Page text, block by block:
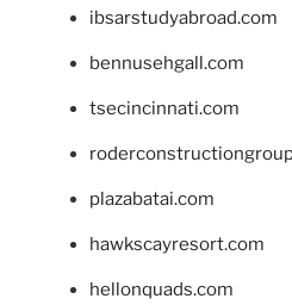
ibsarstudyabroad.com
bennusehgall.com
tsecincinnati.com
plazabatai.com
hawkscayresort.com
hellonquads.com